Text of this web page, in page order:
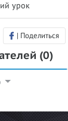
урок
| Поделиться
(0)